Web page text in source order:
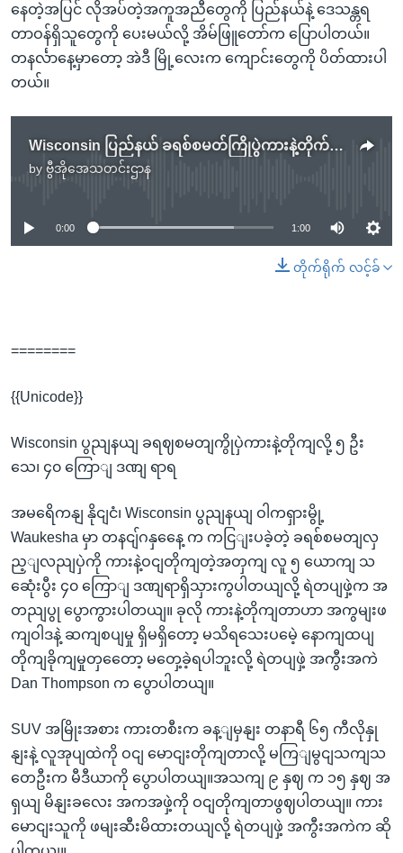
နေတဲ့အပြင် လိုအပ်တဲ့အကူအညီတွေကို ပြည်နယ်နဲ့ ဒေသန္တရ
တာဝန်ရှိသူတွေကို ပေးမယ်လို့ အိမ်ဖြူတော်က ပြောပါတယ်။
တနင်္လာနေ့မှာတော့ အဲဒီ မြို့လေးက ကျောင်းတွေကို ပိတ်ထားပါ
တယ်။
Wisconsin ပြည်နယ် ခရစ်စမတ်ကြိုပွဲကားနဲ့တိုက်လို့ ၅ ဦးသေ၊ ၄၀ ကျော် ဒဏ်ရာရ
by ဗွီအိုအေသတင်းဌာန
No media source currently available
0:00 1:00
တိုက်ရိုက် လင့်ခ်
========
{{Unicode}}
Wisconsin ပွညျနယျ ခရဈစမတျကွိုပှဲကားနဲ့တိုကျလို့ ၅ ဦး
သေ၊ ၄၀ ကြောျ ဒဏျ ရာရ
အမရေိကနျ နိုငျငံ၊ Wisconsin ပွညျနယျ ဝါကရှားမွို့
Waukesha မှာ တနငျ်ဂနှနေေ့ က ကငြျးပခဲ့တဲ့ ခရစ်စမတျလှ
ည့ျလညျပှဲကို ကားနဲ့ဝငျတိုကျတဲ့အတှကျ လူ ၅ ယောကျ သ
ဆေုံးပွီး ၄၀ ကြောျ ဒဏျရာရှိသှားကွပါတယျလို့ ရဲတပျဖှဲ့က အ
တညျပွု ပွောကွားပါတယျ။ ခုလို ကားနဲ့တိုကျတာဟာ အကွမျးဖ
ကျဝါဒနဲ့ ဆကျစပျမှု ရှိမရှိတော့ မသိရသေးပမေဲ့ နောကျထပျ
တိုကျခိုကျမှုတှတေော့ မတှေ့ခဲ့ရပါဘူးလို့ ရဲတပျဖှဲ့ အကွီးအကဲ
Dan Thompson က ပွောပါတယျ။
SUV အမြိုးအစား ကားတစီးက ခန့ျမှနျး တနာရီ ၆၅ ကီလိုနှု
နျးနဲ့ လူအုပျထဲကို ဝငျ မောငျးတိုကျတာလို့ မကြျမွငျသကျသ
တေဦးက မီဒီယာကို ပွောပါတယျ။အသကျ ၉ နှဈ က ၁၅ နှဈ အ
ရှယျ မိနျးခလေး အကအဖှဲ့ကို ဝငျတိုကျတာဖွဈပါတယျ။ ကား
မောငျးသူကို ဖမျးဆီးမိထားတယျလို့ ရဲတပျဖှဲ့ အကွီးအကဲက ဆို